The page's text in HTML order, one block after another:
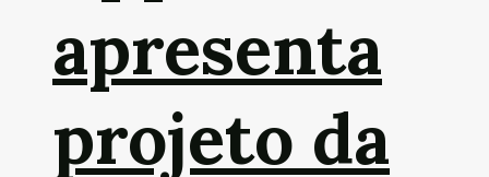
apresenta
projeto da